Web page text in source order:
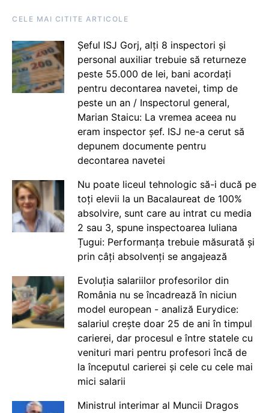
CELE MAI CITITE ARTICOLE
Șeful ISJ Gorj, alți 8 inspectori și
personal auxiliar trebuie să returneze
peste 55.000 de lei, bani acordați
pentru decontarea navetei, timp de
peste un an / Inspectorul general,
Marian Staicu: La vremea aceea nu
eram inspector șef. ISJ ne-a cerut să
depunem documente pentru
decontarea navetei
Nu poate liceul tehnologic să-i ducă pe
toți elevii la un Bacalaureat de 100%
absolvire, sunt care au intrat cu media
2 sau 3, spune inspectoarea Iuliana
Țugui: Performanța trebuie măsurată și
prin câți absolvenți se angajează
Evoluția salariilor profesorilor din
România nu se încadrează în niciun
model european - analiză Eurydice:
salariul crește doar 25 de ani în timpul
carierei, dar procesul e între statele cu
venituri mari pentru profesori încă de
la începutul carierei și cele cu cele mai
mici salarii
Ministrul interimar al Muncii Dragos